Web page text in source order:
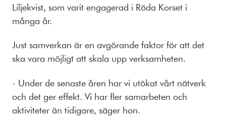
Liljekvist, som varit engagerad i Röda Korset i
många år.
Just samverkan är en avgörande faktor för att det
ska vara möjligt att skala upp verksamheten.
- Under de senaste åren har vi utökat vårt nätverk
och det ger effekt. Vi har fler samarbeten och
aktiviteter än tidigare, säger hon.